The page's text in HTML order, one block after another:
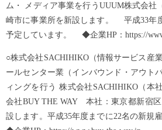
ム・ メディア事業を行うUUUM株式会社
崎市に事業所を新設します。 平成33年
予定しています。 ◆企業HP：https://
○株式会社SACHIHIKO（情報サービス
ールセンター業（インバウンド・アウト
ィングを行う 株式会社SACHIHIKO（
会社BUY THE WAY 本社：東京都新宿
設します。平成35年度までに22名の新